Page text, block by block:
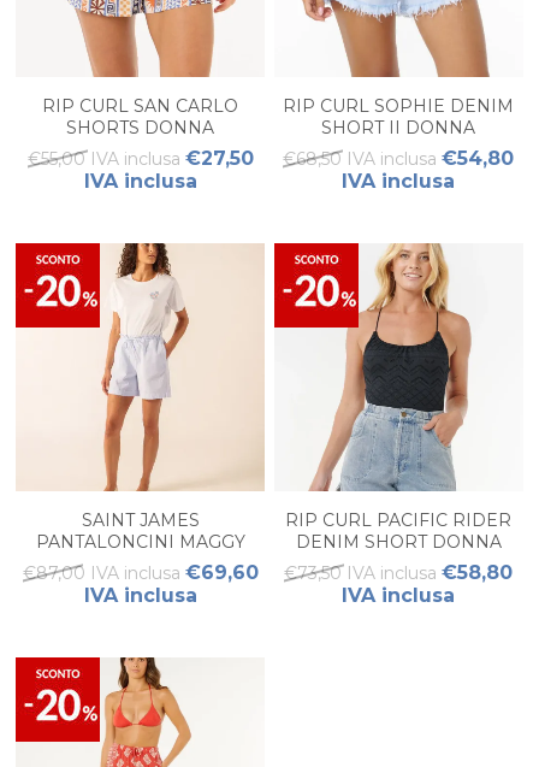
RIP CURL SAN CARLO
SHORTS DONNA
€55,00 IVA inclusa €27,50
IVA inclusa
RIP CURL SOPHIE DENIM
SHORT II DONNA
€68,50 IVA inclusa €54,80
IVA inclusa
SAINT JAMES
PANTALONCINI MAGGY
DONNA
€87,00 IVA inclusa €69,60
IVA inclusa
RIP CURL PACIFIC RIDER
DENIM SHORT DONNA
€73,50 IVA inclusa €58,80
IVA inclusa